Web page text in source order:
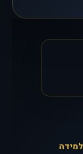
למידה